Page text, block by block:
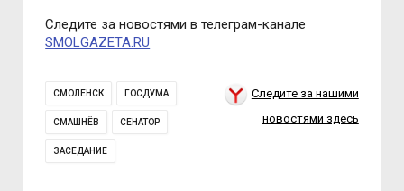
Следите за новостями в телеграм-канале
SMOLGAZETA.RU
СМОЛЕНСК ГОСДУМА
СМАШНЁВ СЕНАТОР
ЗАСЕДАНИЕ
Следите за нашими
новостями здесь